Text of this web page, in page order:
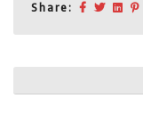
Share:
Post